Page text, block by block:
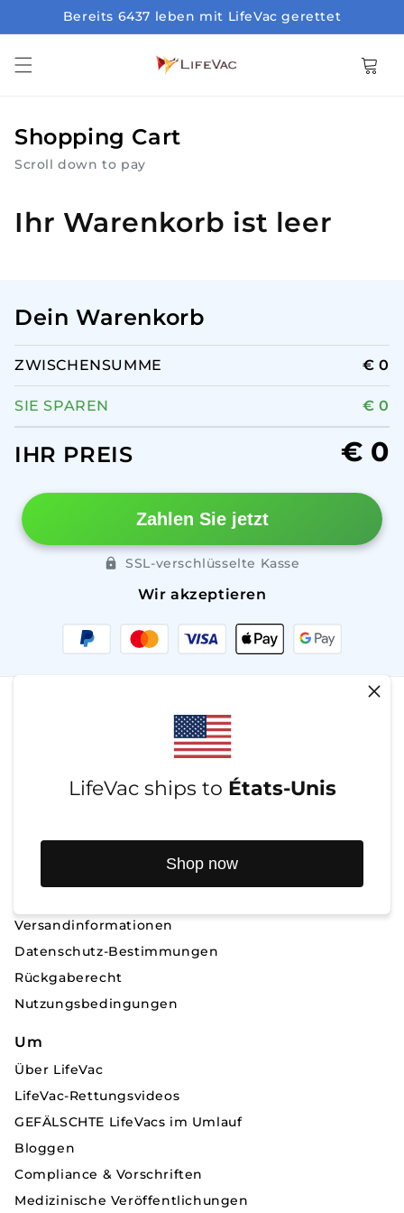
Direkt zum Inhalt
Bereits 6437 leben mit LifeVac gerettet
Shopping Cart
Scroll down to pay
Ihr Warenkorb ist leer
Dein Warenkorb
ZWISCHENSUMME € 0
SIE SPAREN € 0
IHR PREIS € 0
Zahlen Sie jetzt
SSL-verschlüsselte Kasse
Wir akzeptieren
Zahlungsmethoden
LifeVac wird in Europa hergestellt
Zahlungsmethoden
Wir akzeptieren
Wie können wir helfen?
Versandinformationen
Datenschutz-Bestimmungen
Rückgaberecht
Nutzungsbedingungen
Um
Über LifeVac
LifeVac-Rettungsvideos
GEFÄLSCHTE LifeVacs im Umlauf
Bloggen
Compliance & Vorschriften
Medizinische Veröffentlichungen
LifeVac ships to États-Unis
Shop now